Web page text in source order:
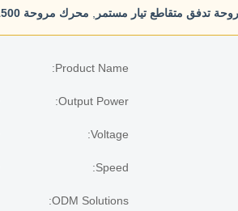
تدفق متقاطع تيار مستمر محرك مروحة BLDC 1500 لفة في الدقيقة
Product Name:
Output Power:
Voltage:
Speed:
ODM Solutions: